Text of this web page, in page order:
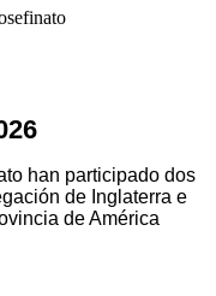
han participado dos
de Inglaterra e
de América